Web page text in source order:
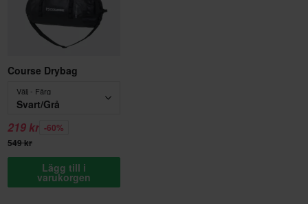
Course Drybag
Välj - Färg
Svart/Grå
219 kr -60%
549 kr
Lägg till i
varukorgen